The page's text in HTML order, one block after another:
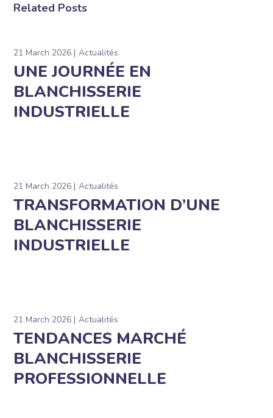
Related Posts
21 March 2026 Actualités
UNE JOURNÉE EN
BLANCHISSERIE
INDUSTRIELLE
21 March 2026 Actualités
TRANSFORMATION D’UNE
BLANCHISSERIE
INDUSTRIELLE
21 March 2026 Actualités
TENDANCES MARCHÉ
BLANCHISSERIE
PROFESSIONNELLE